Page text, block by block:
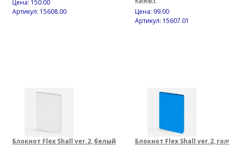
Цена: 150.00
Артикул: 15608.00
Цена: 99.00
Артикул: 15607.01
Блокнот Flex Shall ver.2, белый
Блокнот Flex Shall ver.2,